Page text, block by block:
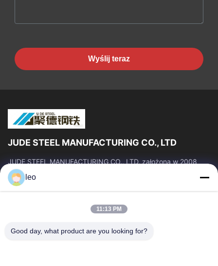
Wyślij teraz
JUDE STEEL MANUFACTURING CO., LTD
JUDE STEEL MANUFACTURING CO., LTD, założona w 2008
roku, jest profesjonalnym producentem i dostawcą rur
stalowych bez szwu i stopów tytanu o...
Szybkie Linki
Produkty
O Nas
Wycieczka Po Fabryce
leo
11:13 PM
Good day, what product are you looking for?